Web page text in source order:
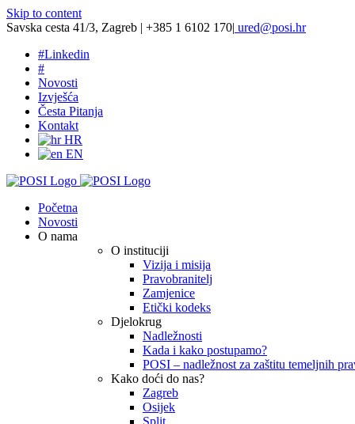
Skip to content
Savska cesta 41/3, Zagreb | +385 1 6102 170| ured@posi.hr
#Linkedin
#
Novosti
Izvješća
Česta Pitanja
Kontakt
HR
EN
Početna
Novosti
O nama
O instituciji
Vizija i misija
Pravobranitelj
Zamjenice
Etički kodeks
Djelokrug
Nadležnosti
Kada i kako postupamo?
POSI – nadležnost za zaštitu temeljnih
Kako doći do nas?
Zagreb
Osijek
Split